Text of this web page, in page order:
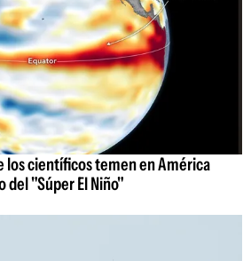
los científicos temen en América
del "Súper El Niño"